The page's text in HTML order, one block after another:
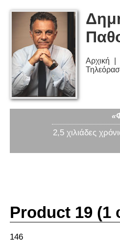
Αρχική
2,5 χιλιάδες
Product 19 (1
146